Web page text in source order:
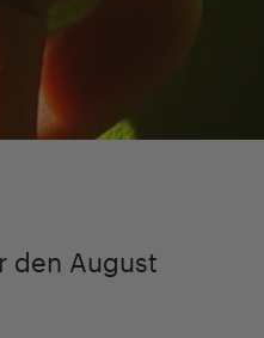
den August